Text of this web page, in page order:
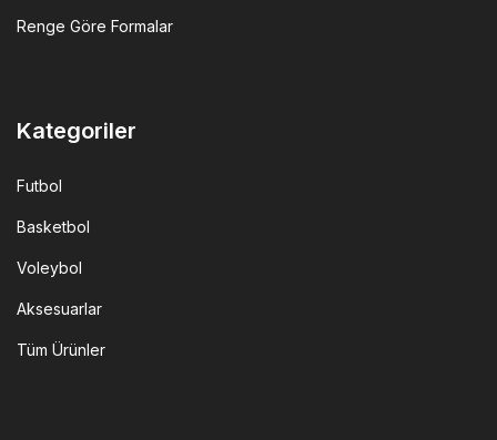
Renge Göre Formalar
Kategoriler
Futbol
Basketbol
Voleybol
Aksesuarlar
Tüm Ürünler